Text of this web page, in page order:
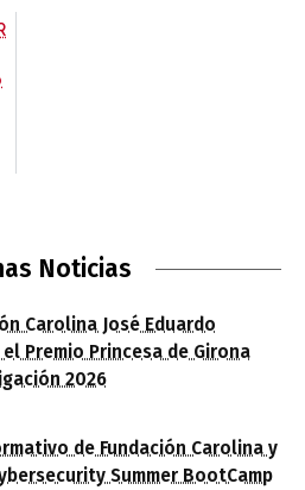
-
Noticias
Carolina José Eduardo
Premio Princesa de Girona
2026
de Fundación Carolina y
Summer BootCamp